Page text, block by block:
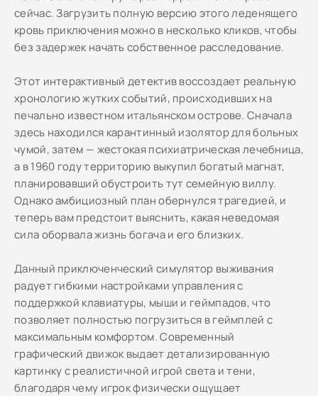
сейчас. Загрузить полную версию этого леденящего
кровь приключения можно в несколько кликов, чтобы
без задержек начать собственное расследование.
Этот интерактивный детектив воссоздает реальную
хронологию жутких событий, происходивших на
печально известном итальянском острове. Сначала
здесь находился карантинный изолятор для больных
чумой, затем — жестокая психиатрическая лечебница,
а в 1960 году территорию выкупил богатый магнат,
планировавший обустроить тут семейную виллу.
Однако амбициозный план обернулся трагедией, и
теперь вам предстоит выяснить, какая неведомая
сила оборвала жизнь богача и его близких.
Данный приключенческий симулятор выживания
радует гибкими настройками управления с
поддержкой клавиатуры, мыши и геймпадов, что
позволяет полностью погрузиться в геймплей с
максимальным комфортом. Современный
графический движок выдает детализированную
картинку с реалистичной игрой света и тени,
благодаря чему игрок физически ощущает